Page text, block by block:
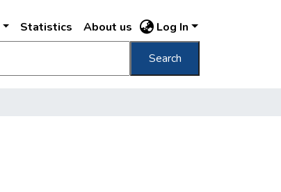
Statistics About us Log In
Search